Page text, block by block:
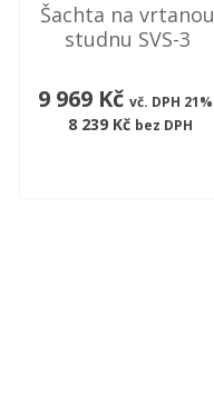
Šachta na vrtanou
studnu SVS-3
9 969 Kč vč. DPH 21%
8 239 Kč bez DPH